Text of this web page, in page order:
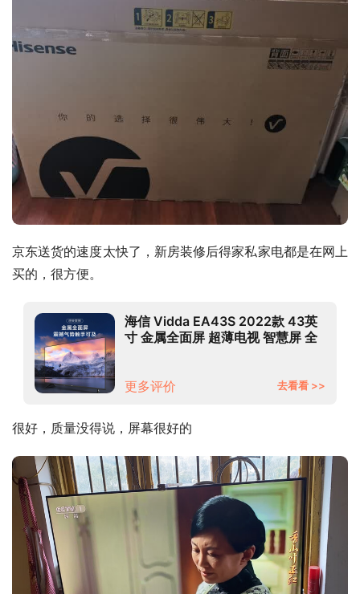
京东送货的速度太快了，新房装修后得家私家电都是在网上
买的，很方便。
海信 Vidda EA43S 2022款 43英
寸 金属全面屏 超薄电视 智慧屏 全
更多评价
去看看 >>
很好，质量没得说，屏幕很好的